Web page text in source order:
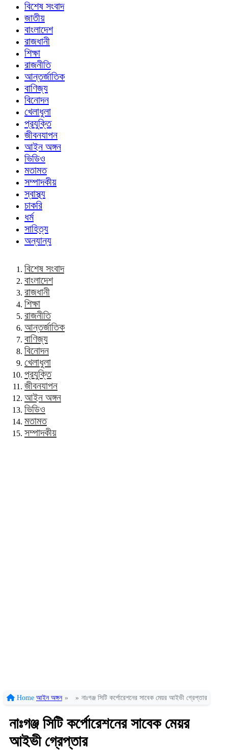
বিশেষ সংবাদ
জাতীয়
বাংলাদেশ
রাজধানী
শিক্ষা
রাজনীতি
আন্তর্জাতিক
বাণিজ্য
বিনোদন
খেলাধুলা
প্রযুক্তি
জীবনযাপন
আইন অঙ্গন
ভিডিও
মতামত
সম্পাদকীয়
স্বাস্থ্য
চাকরি
ধর্ম
সাহিত্য
অন্যান্য
বিশেষ সংবাদ
বাংলাদেশ
রাজধানী
শিক্ষা
রাজনীতি
আন্তর্জাতিক
বাণিজ্য
বিনোদন
খেলাধুলা
প্রযুক্তি
জীবনযাপন
আইন অঙ্গন
ভিডিও
মতামত
সম্পাদকীয়
Home আইন অঙ্গন » » নাঃগঞ্জ সিটি কর্পোরেশনের সাবেক মেয়র আইভী গ্রেপ্তার
নাঃগঞ্জ সিটি কর্পোরেশনের সাবেক মেয়র
আইভী গ্রেপ্তার